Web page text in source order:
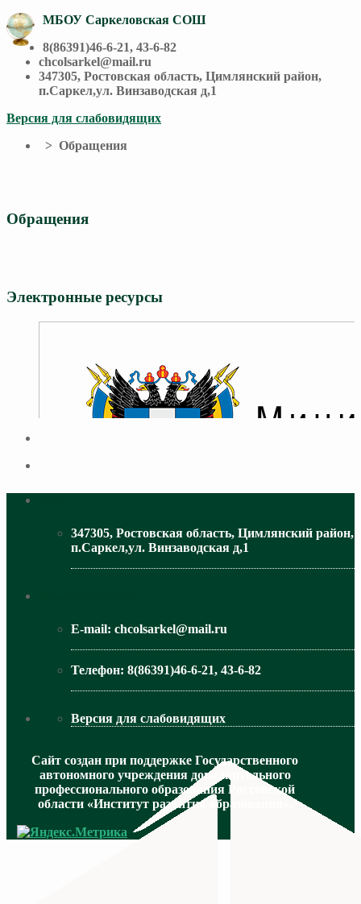
МБОУ Саркеловская СОШ
8(86391)46-6-21, 43-6-82
chcolsarkel@mail.ru
347305, Ростовская область, Цимлянский район,
п.Саркел,ул. Винзаводская д,1
Версия для слабовидящих
> Обращения
Обращения
Электронные ресурсы
МИНИСТЕРСТВО ПРОСВЕЩЕНИЯ
347305, Ростовская область, Цимлянский район,
п.Саркел,ул. Винзаводская д,1
E-mail: chcolsarkel@mail.ru
Телефон: 8(86391)46-6-21, 43-6-82
Версия для слабовидящих
Сайт создан при поддержке Государственного
автономного учреждения дополнительного
профессионального образования Ростовской
области «Институт развития образования».